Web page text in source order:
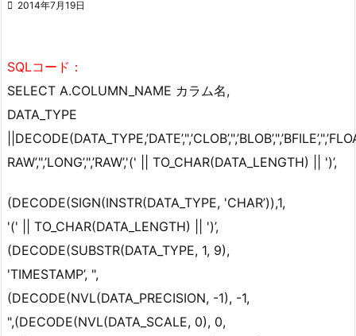
 2014年7月19日
SQLコード：
SELECT A.COLUMN_NAME カラム名,
DATA_TYPE
RAW’,",’LONG’,",’RAW’,'(' || TO_CHAR(DATA_LENGTH) || ')’,
(DECODE(SIGN(INSTR(DATA_TYPE, 'CHAR’)),1,
'(' || TO_CHAR(DATA_LENGTH) || ')’,
(DECODE(SUBSTR(DATA_TYPE, 1, 9),
'TIMESTAMP’, ",
(DECODE(NVL(DATA_PRECISION, -1), -1,
",(DECODE(NVL(DATA_SCALE, 0), 0,